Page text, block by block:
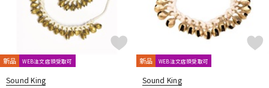
新品 WEB注文店頭受取可
Sound King
新品 WEB注文店頭受取可
Sound King